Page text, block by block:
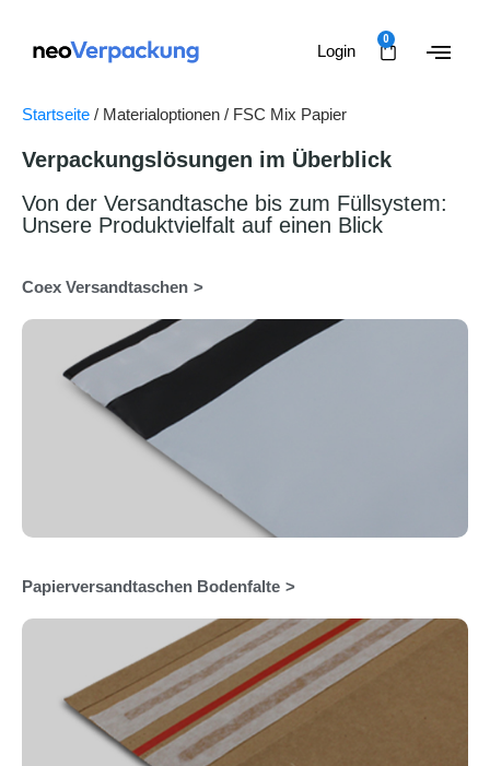
Login
0
Startseite / Materialoptionen / FSC Mix Papier
Verpackungslösungen im Überblick
Von der Versandtasche bis zum Füllsystem:
Unsere Produktvielfalt auf einen Blick
Coex Versandtaschen
Papierversandtaschen Bodenfalte